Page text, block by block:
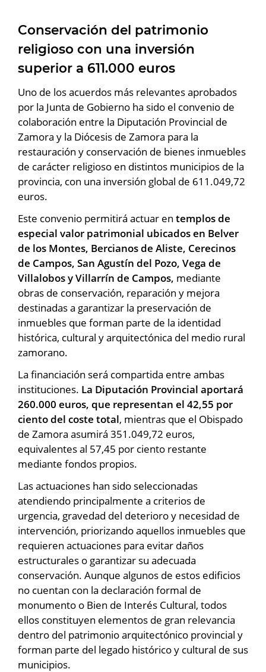
Conservación del patrimonio
religioso con una inversión
superior a 611.000 euros
Uno de los acuerdos más relevantes aprobados
por la Junta de Gobierno ha sido el convenio de
colaboración entre la Diputación Provincial de
Zamora y la Diócesis de Zamora para la
restauración y conservación de bienes inmuebles
de carácter religioso en distintos municipios de la
provincia, con una inversión global de 611.049,72
euros.
Este convenio permitirá actuar en templos de
especial valor patrimonial ubicados en Belver
de los Montes, Bercianos de Aliste, Cerecinos
de Campos, San Agustín del Pozo, Vega de
Villalobos y Villarrín de Campos, mediante
obras de conservación, reparación y mejora
destinadas a garantizar la preservación de
inmuebles que forman parte de la identidad
histórica, cultural y arquitectónica del medio rural
zamorano.
La financiación será compartida entre ambas
instituciones. La Diputación Provincial aportará
260.000 euros, que representan el 42,55 por
ciento del coste total, mientras que el Obispado
de Zamora asumirá 351.049,72 euros,
equivalentes al 57,45 por ciento restante
mediante fondos propios.
Las actuaciones han sido seleccionadas
atendiendo principalmente a criterios de
urgencia, gravedad del deterioro y necesidad de
intervención, priorizando aquellos inmuebles que
requieren actuaciones para evitar daños
estructurales o garantizar su adecuada
conservación. Aunque algunos de estos edificios
no cuentan con la declaración formal de
monumento o Bien de Interés Cultural, todos
ellos constituyen elementos de gran relevancia
dentro del patrimonio arquitectónico provincial y
forman parte del legado histórico y cultural de sus
municipios.